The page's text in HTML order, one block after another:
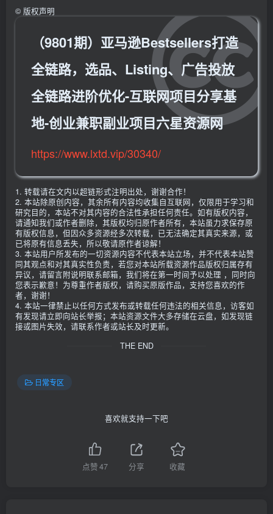
© 版权声明
（9801期）亚马逊Bestsellers打造
全链路，选品、Listing、广告投放
全链路进阶优化-互联网项目分享基
地-创业兼职副业项目六星资源网
https://www.lxtd.vip/30340/
1. 转载请在文内以超链形式注明出处，谢谢合作！
2. 本站除原创内容，其余所有内容均收集自互联网，仅限用于学习和
研究目的，本站不对其内容的合法性承担任何责任。如有版权内容，
请通知我们或作者删除，其版权均归原作者所有，本站虽力求保存原
有版权信息，但因众多资源经多次转载，已无法确定其真实来源，或
已将原有信息丢失，所以敬请原作者谅解！
3. 本站用户所发布的一切资源内容不代表本站立场，并不代表本站赞
同其观点和对其真实性负责，若您对本站所载资源作品版权归属存有
异议，请留言附说明联系邮箱，我们将在第一时间予以处理 ，同时向
您表示歉意！为尊重作者版权，请购买原版作品，支持您喜欢的作
者，谢谢！
4. 本站一律禁止以任何方式发布或转载任何违法的相关信息，访客如
有发现请立即向站长举报；本站资源文件大多存储在云盘，如发现链
接或图片失效，请联系作者或站长及时更新。
THE END
日常专区
喜欢就支持一下吧
点赞47 分享 收藏